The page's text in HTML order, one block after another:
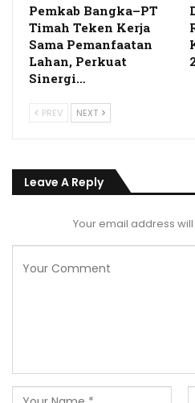
Pemkab Bangka–PT
Timah Teken Kerja
Sama Pemanfaatan
Lahan, Perkuat
Sinergi…
PREV NEXT
Leave A Reply
Your email address